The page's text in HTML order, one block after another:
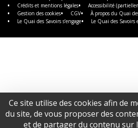
Ce site utilise des cookies afin de
du site, de vous proposer des
et de partager du contenu sur
Crédits et mentions légales
Accessibilité
Gestion des cookies
CGV
À propos du Quai
Le Quai des Savoirs s’engage
Le Quai des